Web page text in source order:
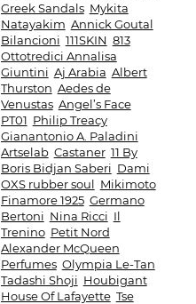
Greek Sandals Mykita
Natayakim Annick Goutal
Bilancioni 111SKIN 813
Ottotredici Annalisa
Giuntini Aj Arabia Albert
Thurston Aedes de
Venustas Angel’s Face
PT01 Philip Treacy
Gianantonio A. Paladini
Artselab Castaner 11 By
Boris Bidjan Saberi Dami
OXS rubber soul Mikimoto
Finamore 1925 Germano
Bertoni Nina Ricci Il
Trenino Petit Nord
Alexander McQueen
Perfumes Olympia Le-Tan
Tadashi Shoji Houbigant
House Of Lafayette Tse